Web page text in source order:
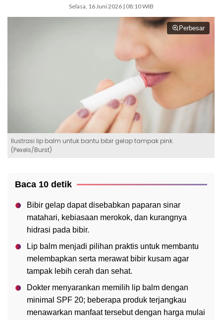
Selasa, 16 Juni 2026 | 08:10 WIB
Perbesar
Ilustrasi lip balm untuk bantu bibir gelap tampak pink.
(Pexels/Burst)
Baca 10 detik
Bibir gelap dapat disebabkan paparan sinar
matahari, kebiasaan merokok, dan kurangnya
hidrasi pada bibir.
Lip balm menjadi pilihan praktis untuk membantu
melembapkan serta merawat bibir kusam agar
tampak lebih cerah dan sehat.
Dokter menyarankan memilih lip balm dengan
minimal SPF 20; beberapa produk terjangkau
menawarkan manfaat tersebut dengan harga mulai